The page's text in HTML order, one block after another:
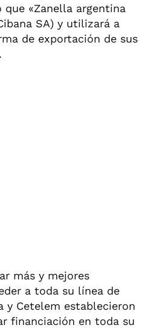
«Zanella argentina
SA) y utilizará a
de exportación de sus
más y mejores
a toda su línea de
y Cetelem establecieron
financiación en toda su